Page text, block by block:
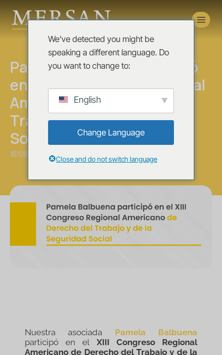
Novedades
Pamela Balbuena participó
en el XIII Congreso Regional
Americano de Derecho del
Trabajo y de la Seguridad
Social
16/09/2025
Nuestra asociada Pamela Balbuena
participó en el XIII Congreso Regional
Americano de Derecho del Trabajo y de la
We've detected you might be
speaking a different language. Do
you want to change to:
English
Change Language
Close and do not switch language